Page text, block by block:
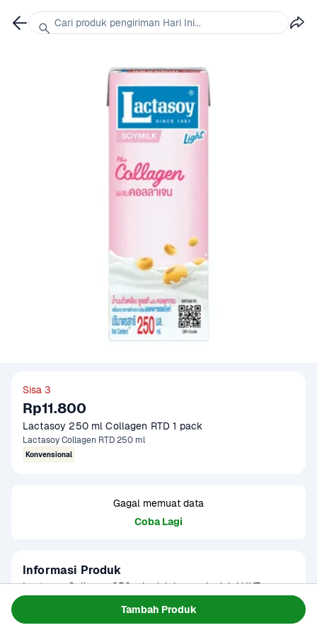
Tambah Produk
Sisa 3
Rp11.800
Lactasoy 250 ml Collagen RTD 1 pack
Lactasoy Collagen RTD 250 ml
Konvensional
Gagal memuat data
Coba Lagi
Informasi Produk
Lactasoy Collagen 250 ml adalah susu kedelai UHT yang
E, dirancang untuk mendukung kesehatan kulit, rambut, dan
Cari produk pengiriman Hari Ini...